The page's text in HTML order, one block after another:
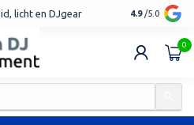
licht en DJgear Tot 7 jaar
4.9 /5.0
0